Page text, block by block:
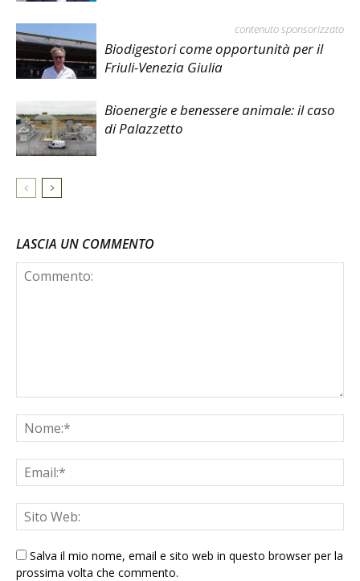
contenuto sponsorizzato
Biodigestori come opportunità per il
Friuli-Venezia Giulia
Bioenergie e benessere animale: il caso
di Palazzetto
LASCIA UN COMMENTO
Salva il mio nome, email e sito web in questo browser per la
prossima volta che commento.